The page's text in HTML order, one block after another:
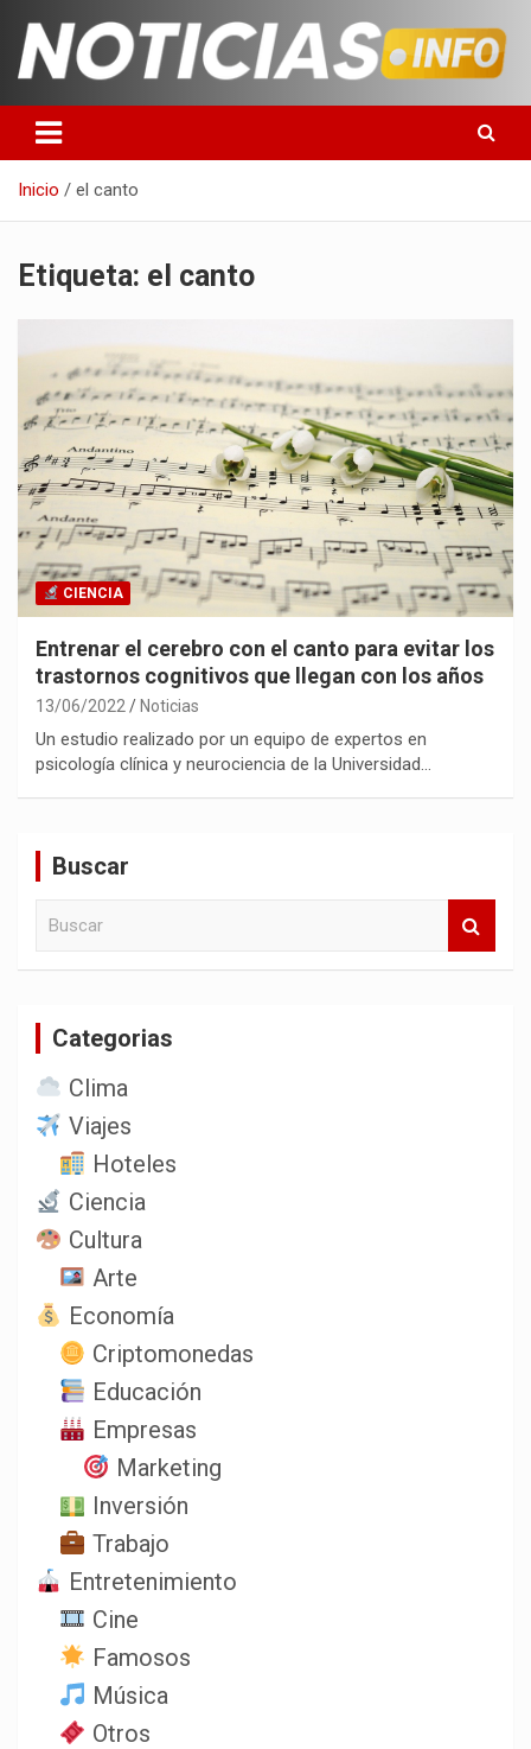
contenido
Noticias en español
Inicio el canto
Etiqueta: el canto
CIENCIA
Entrenar el cerebro con el canto para evitar los
trastornos cognitivos que llegan con los años
13/06/2022 Noticias
Un estudio realizado por un equipo de expertos en
psicología clínica y neurociencia de la Universidad…
Buscar
Categorias
Clima
Viajes
Hoteles
Ciencia
Cultura
Arte
Economía
Criptomonedas
Educación
Empresas
Marketing
Inversión
Trabajo
Entretenimiento
Cine
Famosos
Música
Otros